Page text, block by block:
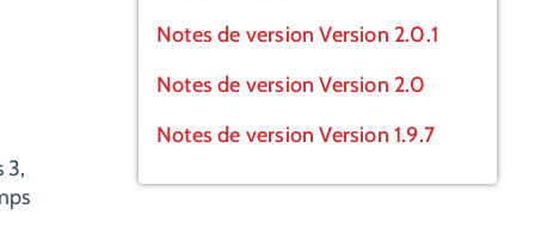
3,
Notes de version Version 2.0.1
Notes de version Version 2.0
Notes de version Version 1.9.7